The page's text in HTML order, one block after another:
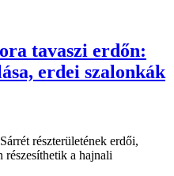
tavaszi erdőn:
erdei szalonkák
részterületének erdői,
a hajnali